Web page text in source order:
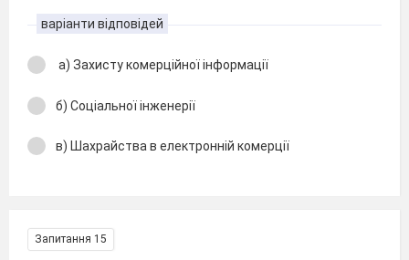
варіанти відповідей
а) Захисту комерційної інформації
б) Соціальної інженерії
в) Шахрайства в електронній комерції
Запитання 15